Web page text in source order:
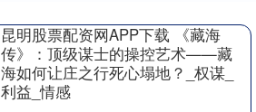
昆明股票配资网APP下载 《藏海
传》：顶级谋士的操控艺术——藏
海如何让庄之行死心塌地？_权谋_
利益_情感